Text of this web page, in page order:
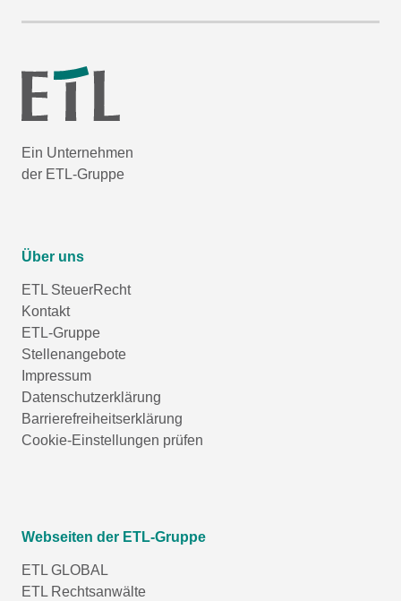
Ein Unternehmen
der ETL-Gruppe
Über uns
ETL SteuerRecht
Kontakt
ETL-Gruppe
Stellenangebote
Impressum
Datenschutzerklärung
Barrierefreiheitserklärung
Cookie-Einstellungen prüfen
Webseiten der ETL-Gruppe
ETL GLOBAL
ETL Rechtsanwälte